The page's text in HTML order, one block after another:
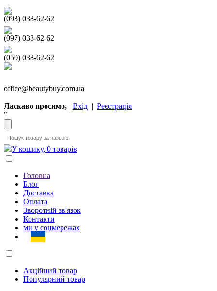
(093) 038-62-62
(097) 038-62-62
(050) 038-62-62
office@beautybuy.com.ua
Ласкаво просимо, Вхід | Реєстрація
"
У кошику, 0 товарів
Головна
Блог
Доставка
Оплата
Зворотній зв'язок
Контакти
ми у соцмережах
Акційний товар
Популярний товар